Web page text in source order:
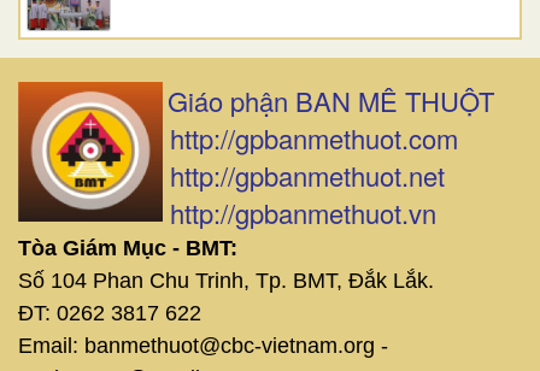
Giáo phận BAN MÊ THUỘT
http://gpbanmethuot.com
http://gpbanmethuot.net
http://gpbanmethuot.vn
Tòa Giám Mục - BMT:
Số 104 Phan Chu Trinh, Tp. BMT, Đắk Lắk.
ĐT: 0262 3817 622
Email: banmethuot@cbc-vietnam.org -